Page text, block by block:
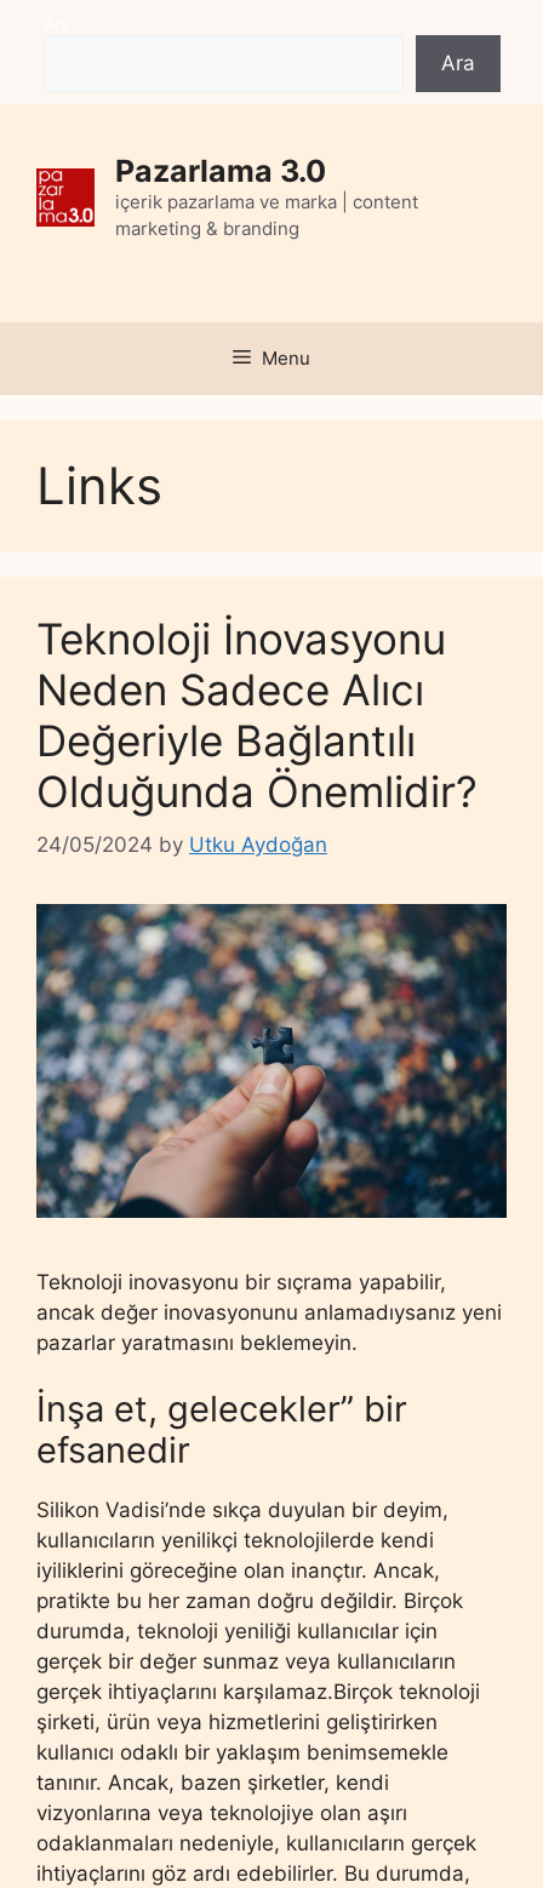
Ara
Pazarlama 3.0
içerik pazarlama ve marka | content
marketing & branding
Menu
Links
Teknoloji İnovasyonu
Neden Sadece Alıcı
Değeriyle Bağlantılı
Olduğunda Önemlidir?
24/05/2024 by Utku Aydoğan
Teknoloji inovasyonu bir sıçrama yapabilir,
ancak değer inovasyonunu anlamadıysanız yeni
pazarlar yaratmasını beklemeyin.
İnşa et, gelecekler” bir
efsanedir
Silikon Vadisi’nde sıkça duyulan bir deyim,
kullanıcıların yenilikçi teknolojilerde kendi
iyiliklerini göreceğine olan inançtır. Ancak,
pratikte bu her zaman doğru değildir. Birçok
durumda, teknoloji yeniliği kullanıcılar için
gerçek bir değer sunmaz veya kullanıcıların
gerçek ihtiyaçlarını karşılamaz.Birçok teknoloji
şirketi, ürün veya hizmetlerini geliştirirken
kullanıcı odaklı bir yaklaşım benimsemekle
tanınır. Ancak, bazen şirketler, kendi
vizyonlarına veya teknolojiye olan aşırı
odaklanmaları nedeniyle, kullanıcıların gerçek
ihtiyaçlarını göz ardı edebilirler. Bu durumda,